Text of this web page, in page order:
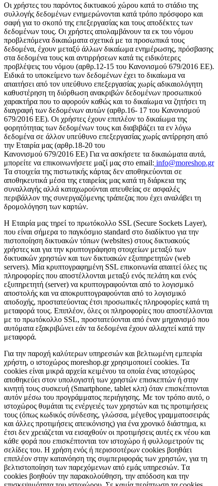
Οι χρήστες του παρόντος δικτυακού χώρου κατά το στάδιο της
συλλογής δεδομένων ενημερώνονται κατά τρόπο πρόσφορο και
σαφή για το σκοπό της επεξεργασίας και τους αποδέκτες των
δεδομένων τους. Οι χρήστες απολαμβάνουν τα εκ του νόμου
προβλεπόμενα δικαιώματα σχετικά με τα προσωπικά τους
δεδομένα, έχουν μεταξύ άλλων δικαίωμα ενημέρωσης, πρόσβασης
στα δεδομένα τους και αντιρρήσεων κατά τις ειδικότερες
προβλέψεις του νόμου (αρθρ.12-15 του Κανονισμού 679/2016 ΕΕ).
Ειδικά το υποκείμενο των δεδομένων έχει το δικαίωμα να
απαιτήσει από τον υπεύθυνο επεξεργασίας χωρίς αδικαιολόγητη
καθυστέρηση τη διόρθωση ανακριβών δεδομένων προσωπικού
χαρακτήρα που το αφορούν καθώς και το δικαίωμα να ζητήσει τη
διαγραφή των δεδομένων αυτών (αρθρ.16- 17 του Κανονισμού
679/2016 ΕΕ). Οι χρήστες έχουν επιπλέον το δικαίωμα της
φορητότητας των δεδομένων τους και διαβιβάζει τα εν λόγω
δεδομένα σε άλλον υπεύθυνο επεξεργασίας χωρίς αντίρρηση από
την Εταιρία μας (αρθρ.18-20 του
Κανονισμού 679/2016 ΕΕ) Για να ασκήσετε τα δικαιώματα αυτά,
μπορείτε να επικοινωνήσετε μαζί μας στο email: info@moreshop.gr
Τα στοιχεία της πιστωτικής κάρτας δεν αποθηκεύονται σε
αποθηκευτικά μέσα της εταιρείας μας κατά τη διάρκεια της
συναλλαγής αλλά καταχωρούνται απευθείας σε ασφαλές
περιβάλλον της συνεργαζόμενης τράπεζας που έχει αναλάβει τη
δρομολόγηση των καρτών.
H Εταιρία μας τηρεί το πρωτόκολλο SSL (Secure Sockets Layer),
που είναι σήμερα το παγκόσμιο standard στο διαδίκτυο για την
πιστοποίηση δικτυακών τόπων (websites) στους δικτυακούς
χρήστες και για την κρυπτογράφηση στοιχείων μεταξύ των
δικτυακών χρηστών και των δικτυακών εξυπηρετητών (web
servers). Μία κρυπτογραφημένη SSL επικοινωνία απαιτεί όλες τις
πληροφορίες που αποστέλλονται μεταξύ ενός πελάτη και ενός
εξυπηρετητή (server) να κρυπτογραφούνται από το λογισμικό
αποστολής και να αποκρυπτογραφούνται από το λογισμικό
αποδοχής, προστατεύοντας έτσι προσωπικές πληροφορίες κατά τη
μεταφορά τους. Επιπλέον, όλες οι πληροφορίες που αποστέλλονται
με το πρωτόκολλο SSL, προστατεύονται από έναν μηχανισμό που
αυτόματα εξακριβώνει εάν τα δεδομένα έχουν αλλαχτεί κατά την
μεταφορά.
Για την παροχή καλύτερων υπηρεσιών και βελτιωμένη εμπειρία
χρήστη, ο ιστοχώρος moreshop.gr χρησιμοποιεί cookies. Τα
cookies είναι μικρά αρχεία κειμένου τα οποία ένας ιστοχώρος
αποθηκεύει στον υπολογιστή των χρηστών επισκεπτών ή στην
κινητή τους συσκευή (Smartphone, tablet κλπ) όταν επισκέπτονται
αυτόν μέσω του προγράμματος περιήγησης. Με τον τρόπο αυτό, ο
ιστοχώρος θυμάται τις ενέργειές των χρηστών και τις προτιμήσεις
τους (όπως κωδικός σύνδεσης, γλώσσα, μέγεθος γραμματοσειράς
και άλλες προτιμήσεις απεικόνισης) για ένα χρονικό διάστημα, κι
έτσι δεν χρειάζεται να εισαχθούν οι προτιμήσεις αυτές εκ νέου και
κάθε φορά που επισκέπτονται τον ιστοχώρο ή φυλλομετρούν τις
σελίδες του. Η χρήση ενός ή περισσοτέρων cookies βοηθάει
επιπλέον στην κατανόηση της συμπεριφοράς των χρηστών, για τη
βελτιστοποίηση των παρεχόμενων από εμάς υπηρεσιών. Tα
cookies βοηθούν την παρακολούθηση, την απόδοση και την